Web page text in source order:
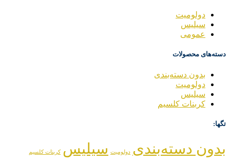
دولومیت
سیلیس
عمومی
دسته‌های محصولات
بدون دسته‌بندی
دولومیت
سیلیس
کربنات کلسیم
تگها:
بدون دسته‌بندی دولومیت سیلیس کربنات کلسیم